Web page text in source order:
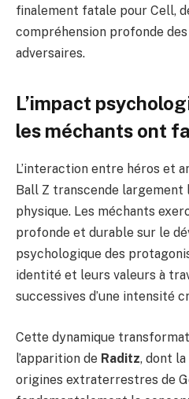
finalement fatale pour Cell,
compréhension profonde
adversaires.
L’impact
les méchants ont
L’interaction entre héros et
Ball Z transcende
physique. Les méchants
profonde et durable sur le
psychologique des
identité et leurs valeurs à
successives d’une intensité
Cette dynamique
l’apparition de Raditz, dont
origines extraterrestres de